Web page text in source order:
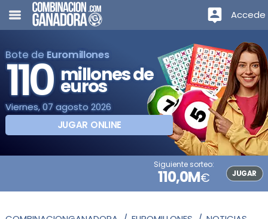
Accede
Bote de Euromillones
110 millones de
euros
Viernes, 07 agosto 2026
JUGAR ONLINE
Siguiente sorteo:
110,0M€ JUGAR